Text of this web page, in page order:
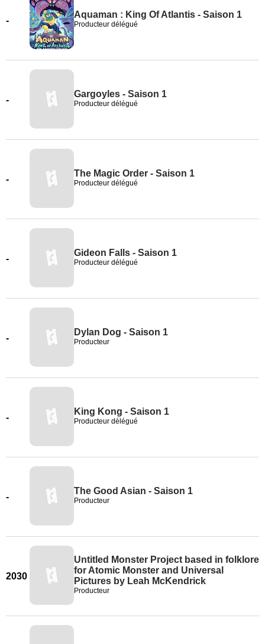
-
Aquaman : King Of Atlantis - Saison 1
Producteur délégué
-
Gargoyles - Saison 1
Producteur délégué
-
The Magic Order - Saison 1
Producteur délégué
-
Gideon Falls - Saison 1
Producteur délégué
-
Dylan Dog - Saison 1
Producteur
-
King Kong - Saison 1
Producteur délégué
-
The Good Asian - Saison 1
Producteur
2030
Untitled Monster Project based in folklore
for Atomic Monster and Universal
Pictures by Leah McKendrick
Producteur